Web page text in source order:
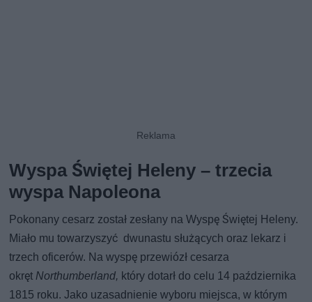
Wyspa Świętej Heleny – trzecia
wyspa Napoleona
Pokonany cesarz został zesłany na Wyspę Świętej Heleny.
Miało mu towarzyszyć dwunastu służących oraz lekarz i
trzech oficerów. Na wyspę przewiózł cesarza
okręt Northumberland, który dotarł do celu 14 października
1815 roku. Jako uzasadnienie wyboru miejsca, w którym